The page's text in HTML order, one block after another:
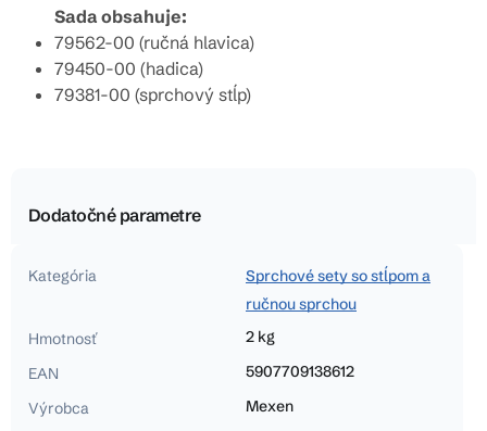
Sada obsahuje:
79562-00 (ručná hlavica)
79450-00 (hadica)
79381-00 (sprchový stĺp)
Dodatočné parametre
Kategória
Sprchové sety so stĺpom a
ručnou sprchou
Hmotnosť
2 kg
EAN
5907709138612
Výrobca
Mexen